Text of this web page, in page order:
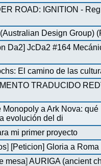
ROAD: IGNITION -
Design Group)
Da2] JcDa2 #164
El camino de las
TRADUCIDO
Monopoly a Ark Nova:
evolución del di
mi primer proyecto
] [Peticion] Gloria a Roma
mesa]AURIGA (ancient